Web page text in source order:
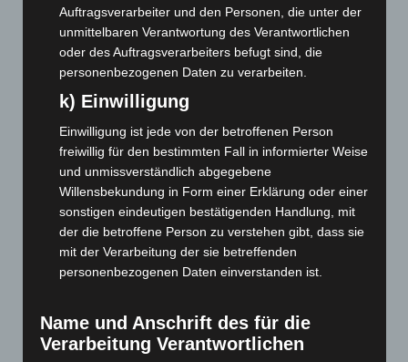
März 2023(174)
Februar 2023(154)
Januar 2023(140)
Dezember 2022(130)
Oktober 2022(166)
September 2022(205)
August 2022
(166)
Juli 2022 (133)
Juni 2022(167)
April 2022
März 2022(221)
Auftragsverarbeiter und den Personen, die unter der
unmittelbaren Verantwortung des Verantwortlichen
oder des Auftragsverarbeiters befugt sind, die
personenbezogenen Daten zu verarbeiten.
k) Einwilligung
Einwilligung ist jede von der betroffenen Person
freiwillig für den bestimmten Fall in informierter Weise
und unmissverständlich abgegebene
Willensbekundung in Form einer Erklärung oder einer
sonstigen eindeutigen bestätigenden Handlung, mit
der die betroffene Person zu verstehen gibt, dass sie
mit der Verarbeitung der sie betreffenden
personenbezogenen Daten einverstanden ist.
Name und Anschrift des für die
Verarbeitung Verantwortlichen